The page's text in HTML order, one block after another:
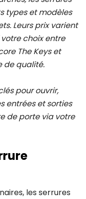
types et modèles
Leurs prix varient
choix entre
The Keys et
de qualité.
pour ouvrir,
entrées et sorties
de porte via votre
les serrures